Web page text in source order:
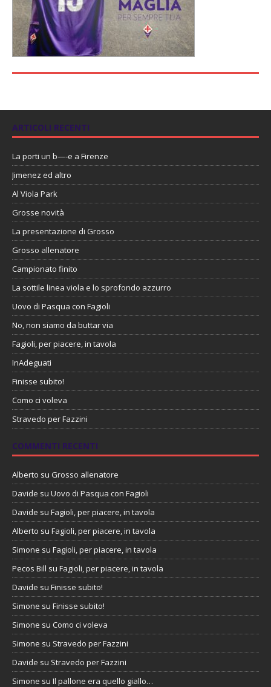
ARTICOLI RECENTI
La porti un b—-e a Firenze
Jimenez ed altro
Al Viola Park
Grosse novità
La presentazione di Grosso
Grosso allenatore
Campionato finito
La sottile linea viola e lo sprofondo azzurro
Uovo di Pasqua con Fagioli
No, non siamo da buttar via
Fagioli, per piacere, in tavola
InAdeguati
Finisse subito!
Como ci voleva
Stravedo per Fazzini
COMMENTI RECENTI
Alberto su Grosso allenatore
Davide su Uovo di Pasqua con Fagioli
Davide su Fagioli, per piacere, in tavola
Alberto su Fagioli, per piacere, in tavola
Simone su Fagioli, per piacere, in tavola
Pecos Bill su Fagioli, per piacere, in tavola
Davide su Finisse subito!
Simone su Finisse subito!
Simone su Como ci voleva
Simone su Stravedo per Fazzini
Davide su Stravedo per Fazzini
Simone su Il pallone era quello giallo…